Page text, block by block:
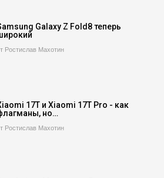
Galaxy Z Fold8 теперь
Ростислав Махотин
17T и Xiaomi 17T Pro - как
но…
Ростислав Махотин